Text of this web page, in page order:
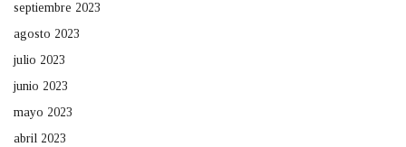
septiembre 2023
agosto 2023
julio 2023
junio 2023
mayo 2023
abril 2023